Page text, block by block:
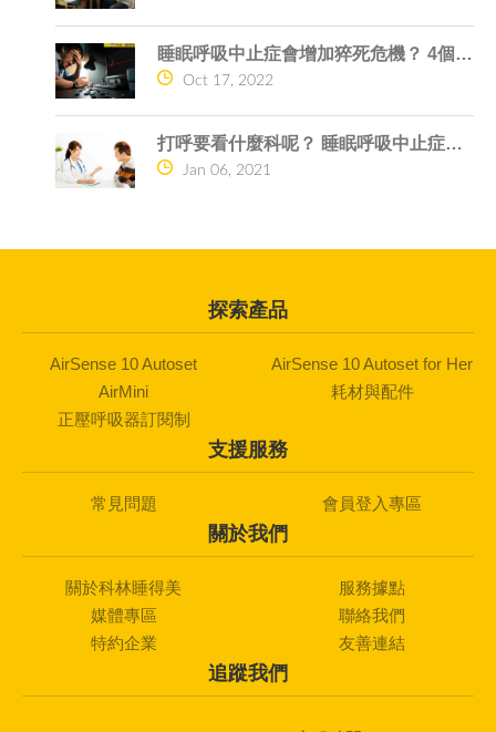
睡眠呼吸中止症會增加猝死危機？ 4個原因告訴你
Oct 17, 2022
打呼要看什麼科呢？ 睡眠呼吸中止症的危險
Jan 06, 2021
探索產品
AirSense 10 Autoset
AirSense 10 Autoset for Her
AirMini
耗材與配件
正壓呼吸器訂閱制
支援服務
常見問題 會員登入專區
關於我們
關於科林睡得美
服務據點
媒體專區
聯絡我們
特約企業
友善連結
追蹤我們